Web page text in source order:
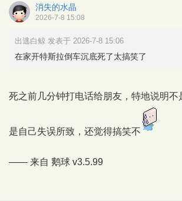
消失的水晶
2026-7-8 15:08
出逃白鲸 发表于 2026-7-8 15:06
在家开特斯拉倒车沉底死了太搞笑了
死之前几分钟打电话给朋友，特地说明不
是自己失误所致，还觉得搞笑不
—— 来自 鹅球 v3.5.99